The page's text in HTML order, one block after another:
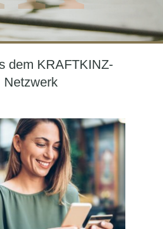
dem KRAFTKINZ-
Netzwerk